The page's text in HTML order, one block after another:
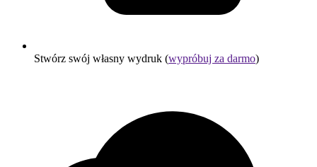
Stwórz swój własny wydruk (wypróbuj za darmo)